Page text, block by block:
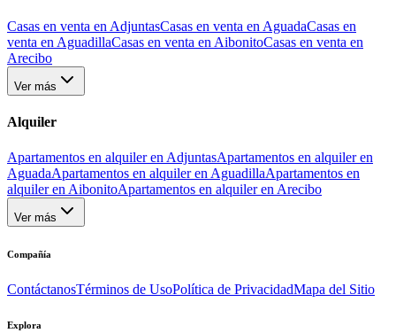
Casas en venta en AdjuntasCasas en venta en AguadaCasas en
venta en AguadillaCasas en venta en AibonitoCasas en venta en
Arecibo
Ver más
Alquiler
Apartamentos en alquiler en AdjuntasApartamentos en alquiler en
AguadaApartamentos en alquiler en AguadillaApartamentos en
alquiler en AibonitoApartamentos en alquiler en Arecibo
Ver más
Compañía
ContáctanosTérminos de UsoPolítica de PrivacidadMapa del Sitio
Explora